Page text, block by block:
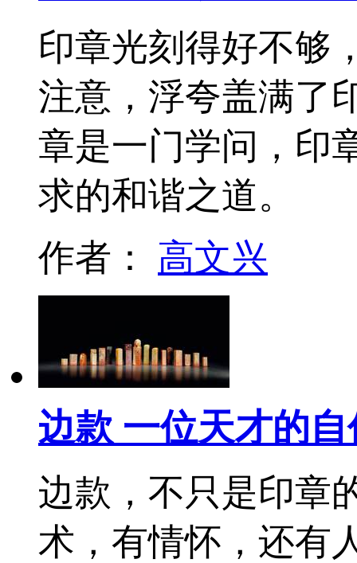
印章光刻得好不够
注意，浮夸盖满了
章是一门学问，印
求的和谐之道。
作者： 高文兴
边款 一位天才的自
边款，不只是印章
术，有情怀，还有